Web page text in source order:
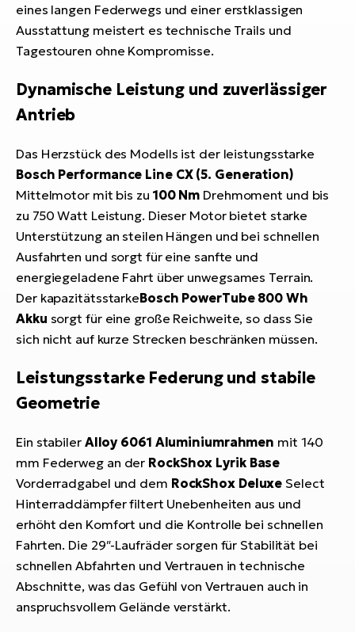
eines langen Federwegs und einer erstklassigen
Ausstattung meistert es technische Trails und
Tagestouren ohne Kompromisse.
Dynamische Leistung und zuverlässiger
Antrieb
Das Herzstück des Modells ist der leistungsstarke
Bosch Performance Line CX (5. Generation)
Mittelmotor mit bis zu 100 Nm Drehmoment und bis
zu 750 Watt Leistung. Dieser Motor bietet starke
Unterstützung an steilen Hängen und bei schnellen
Ausfahrten und sorgt für eine sanfte und
energiegeladene Fahrt über unwegsames Terrain.
Der kapazitätsstarkeBosch PowerTube 800 Wh
Akku sorgt für eine große Reichweite, so dass Sie
sich nicht auf kurze Strecken beschränken müssen.
Leistungsstarke Federung und stabile
Geometrie
Ein stabiler Alloy 6061 Aluminiumrahmen mit 140
mm Federweg an der RockShox Lyrik Base
Vorderradgabel und dem RockShox Deluxe Select
Hinterraddämpfer filtert Unebenheiten aus und
erhöht den Komfort und die Kontrolle bei schnellen
Fahrten. Die 29″-Laufräder sorgen für Stabilität bei
schnellen Abfahrten und Vertrauen in technische
Abschnitte, was das Gefühl von Vertrauen auch in
anspruchsvollem Gelände verstärkt.